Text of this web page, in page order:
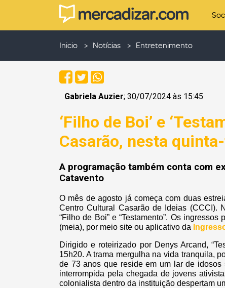
Inicio Notícias Entretenimento
Gabriela Auzier; 30/07/2024 às 15:45
‘Filho de Boi’ e
Casarão, nesta
A programação também conta com
Catavento
O mês de agosto já começa com duas
Centro Cultural Casarão de Ideias (CCCI).
“Filho de Boi” e “Testamento”. Os
(meia), por meio site ou aplicativo da
Dirigido e roteirizado por Denys Arcand,
15h20. A trama mergulha na vida tranquila,
de 73 anos que reside em um lar de
interrompida pela chegada de jovens
colonialista dentro da instituição despertam